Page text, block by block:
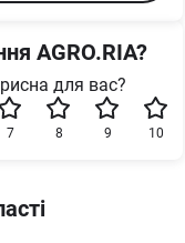
AGRO.RIA?
для вас?
10
9
8
7